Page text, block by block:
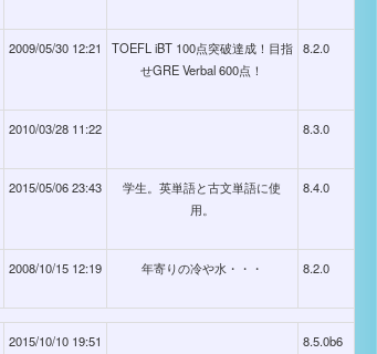
2009/05/30 12:21
TOEFL iBT 100点突破達成！目指
せGRE Verbal 600点！
8.2.0
2010/03/28 11:22 8.3.0
2015/05/06 23:43
学生。英単語と古文単語に使
用。
8.4.0
2008/10/15 12:19 年寄りの冷や水・・・ 8.2.0
2015/10/10 19:51 8.5.0b6